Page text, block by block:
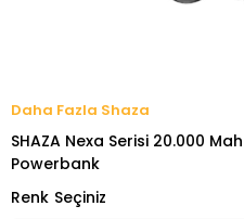
Shaza
SHAZA Nexa Serisi 20.000
Powerbank
Renk